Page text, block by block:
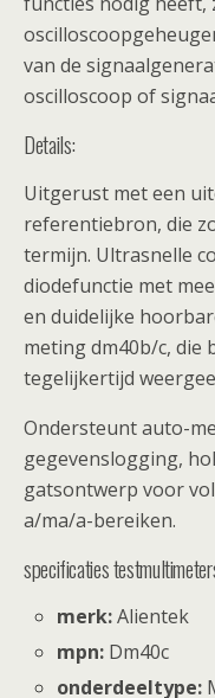
van de
oscilloscoop of
Details:
Uitgerust met een
referentiebron, die
termijn. Ultrasnelle
diodefunctie met
en duidelijke
meting dm40b/c, die
tegelijkertijd
Ondersteunt auto-
gegevenslogging,
gatsontwerp voor
a/ma/a-bereiken.
specificaties
merk:Alientek
mpn: Dm40c
onderdeeltype: